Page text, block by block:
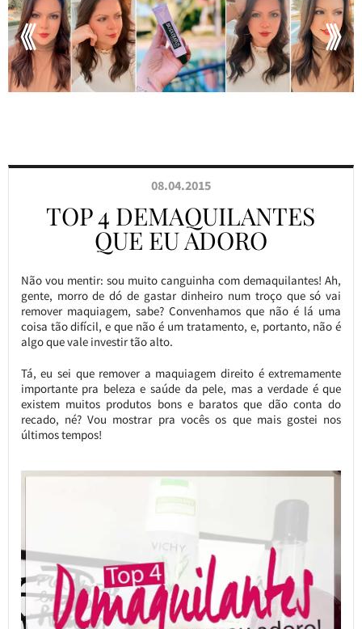
08.04.2015
TOP 4 DEMAQUILANTES
QUE EU ADORO
Não vou mentir: sou muito canguinha com demaquilantes! Ah,
gente, morro de dó de gastar dinheiro num troço que só vai
remover maquiagem, sabe? Convenhamos que não é lá uma
coisa tão difícil, e que não é um tratamento, e, portanto, não é
algo que vale investir tão alto.
Tá, eu sei que remover a maquiagem direito é extremamente
importante pra beleza e saúde da pele, mas a verdade é que
existem muitos produtos bons e baratos que dão conta do
recado, né? Vou mostrar pra vocês os que mais gostei nos
últimos tempos!